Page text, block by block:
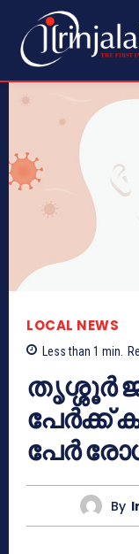
LOCAL NEWS
Less than 1 min.
തൃശ്ശൂർ
പേർക്ക്
പേർ
By